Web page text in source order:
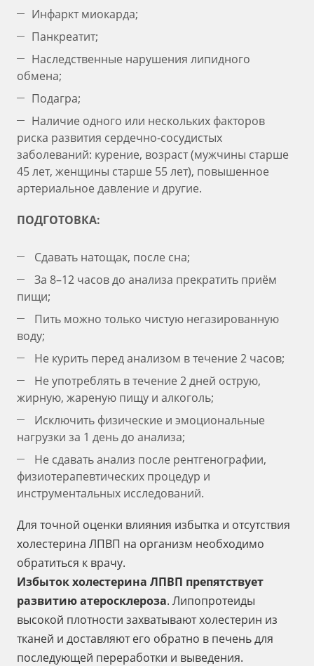
Инфаркт миокарда;
Панкреатит;
Наследственные нарушения липидного
обмена;
Подагра;
Наличие одного или нескольких факторов
риска развития сердечно-сосудистых
заболеваний: курение, возраст (мужчины старше
45 лет, женщины старше 55 лет), повышенное
артериальное давление и другие.
ПОДГОТОВКА:
Сдавать натощак, после сна;
За 8–12 часов до анализа прекратить приём
пищи;
Пить можно только чистую негазированную
воду;
Не курить перед анализом в течение 2 часов;
Не употреблять в течение 2 дней острую,
жирную, жареную пищу и алкоголь;
Исключить физические и эмоциональные
нагрузки за 1 день до анализа;
Не сдавать анализ после рентгенографии,
физиотерапевтических процедур и
инструментальных исследований.
Для точной оценки влияния избытка и отсутствия
холестерина ЛПВП на организм необходимо
обратиться к врачу.
Избыток холестерина ЛПВП препятствует
развитию атеросклероза. Липопротеиды
высокой плотности захватывают холестерин из
тканей и доставляют его обратно в печень для
последующей переработки и выведения.